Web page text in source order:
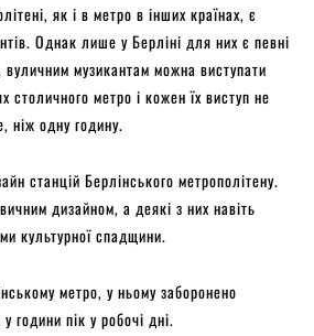
як і в метро в інших країнах, є
Однак лише у Берліні для них є певні
музикантам можна виступати
столичного метро і кожен їх виступ не
ніж одну годину.
станцій Берлінського метрополітену.
дизайном, а деякі з них навіть
культурної спадщини.
метро, у ньому заборонено
години пік у робочі дні.